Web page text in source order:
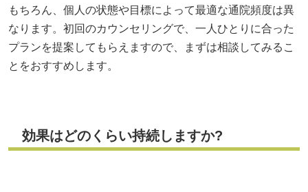
もちろん、個人の状態や目標によって最適な通院頻度は異
なります。初回のカウンセリングで、一人ひとりに合った
プランを提案してもらえますので、まずは相談してみるこ
とをおすすめします。
効果はどのくらい持続しますか?